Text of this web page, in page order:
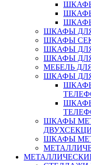
ШКАФЫ
ШКАФЫ
ШКАФЫ
ШКАФЫ
МЕБЕЛЬ
ШКАФЫ
ШКАФЫ
ШКАФЫ